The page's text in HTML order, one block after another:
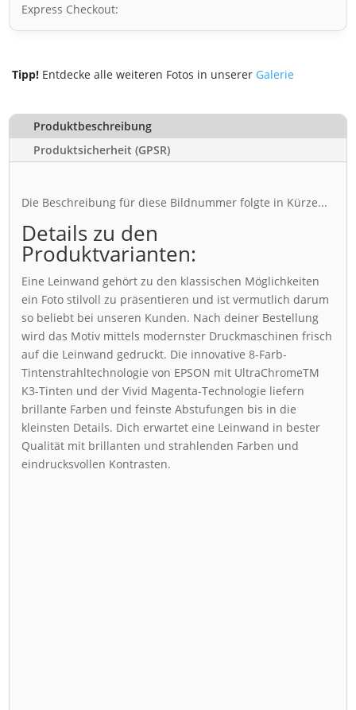
Express Checkout:
Tipp! Entdecke alle weiteren Fotos in unserer Galerie
Produktbeschreibung
Produktsicherheit (GPSR)
Die Beschreibung für diese Bildnummer folgte in Kürze...
Details zu den
Produktvarianten:
Eine Leinwand gehört zu den klassischen Möglichkeiten
ein Foto stilvoll zu präsentieren und ist vermutlich darum
so beliebt bei unseren Kunden. Nach deiner Bestellung
wird das Motiv mittels modernster Druckmaschinen frisch
auf die Leinwand gedruckt. Die innovative 8-Farb-
Tintenstrahltechnologie von EPSON mit UltraChromeTM
K3-Tinten und der Vivid Magenta-Technologie liefern
brillante Farben und feinste Abstufungen bis in die
kleinsten Details. Dich erwartet eine Leinwand in bester
Qualität mit brillanten und strahlenden Farben und
eindrucksvollen Kontrasten.